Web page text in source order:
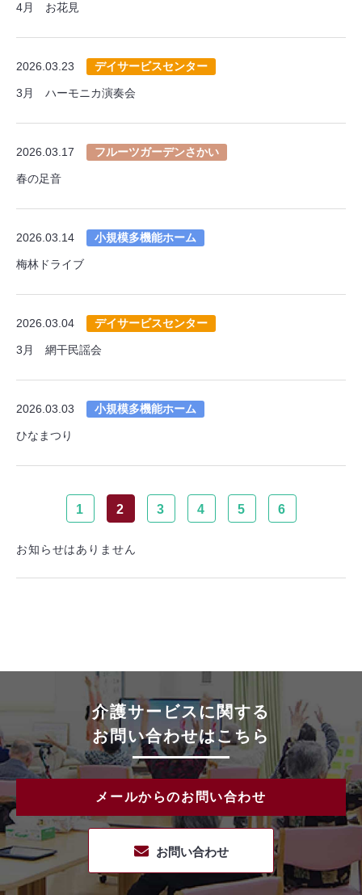
4月 お花見
2026.03.23 デイサービスセンター
3月 ハーモニカ演奏会
2026.03.17 フルーツガーデンさかい
春の足音
2026.03.14 小規模多機能ホーム
梅林ドライブ
2026.03.04 デイサービスセンター
3月 網干民謡会
2026.03.03 小規模多機能ホーム
ひなまつり
1 2 3 4 5 6
お知らせはありません
介護サービスに関する
お問い合わせはこちら
メールからのお問い合わせ
お問い合わせ